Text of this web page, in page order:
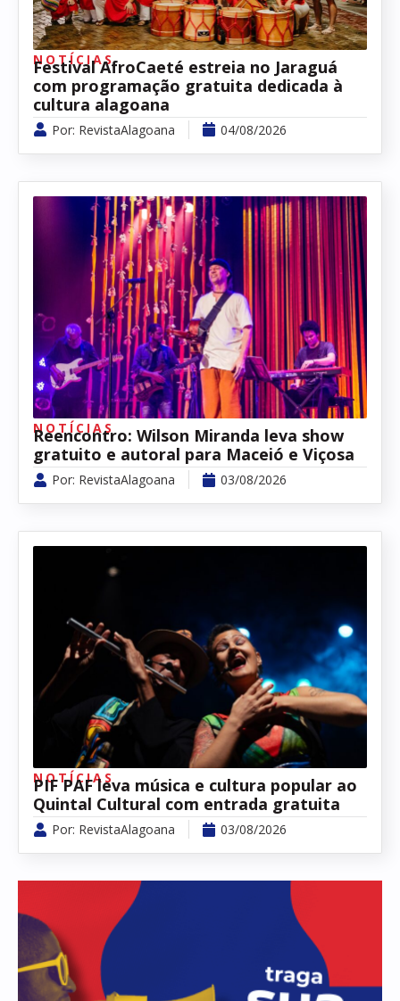
NOTÍCIAS
Festival AfroCaeté estreia no Jaraguá
com programação gratuita dedicada à
cultura alagoana
Por: RevistaAlagoana 04/08/2026
NOTÍCIAS
Reencontro: Wilson Miranda leva show
gratuito e autoral para Maceió e Viçosa
Por: RevistaAlagoana 03/08/2026
NOTÍCIAS
PIF PAF leva música e cultura popular ao
Quintal Cultural com entrada gratuita
Por: RevistaAlagoana 03/08/2026